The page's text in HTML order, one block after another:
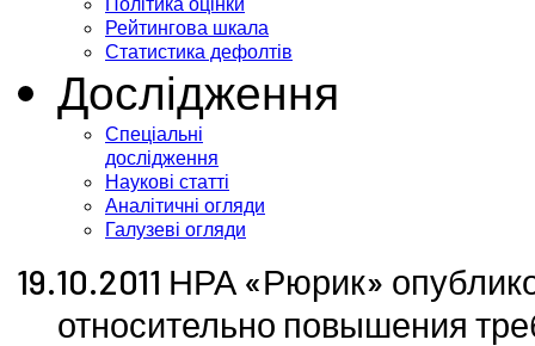
Рейтингова шкала
Статистика дефолтів
Дослідження
Спеціальні
дослідження
Наукові статті
Аналітичні огляди
Галузеві огляди
19.10.2011 НРА «Рюрик»
относительно повышения